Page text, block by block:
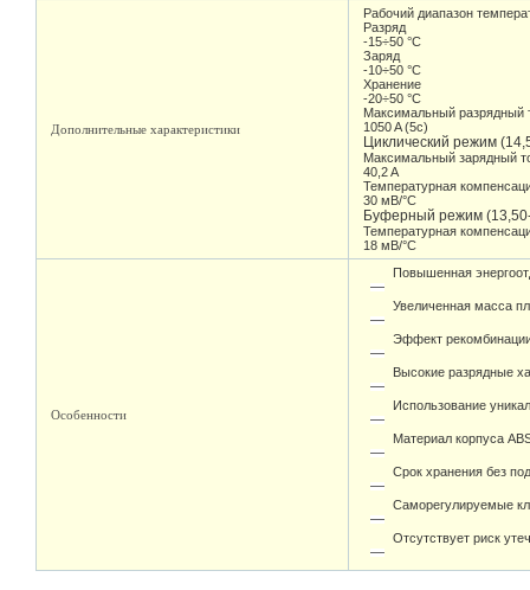
Дополнительные характеристики
Рабочий диапазон
Разряд
-15÷50 °С
Заряд
-10÷50 °С
Хранение
-20÷50 °С
Максимальный разрядный
1050 A (5c)
Циклический режим
Максимальный зарядный
40,2 A
Температурная
30 мВ/°С
Буферный режим
Температурная
18 мВ/°С
Особенности
Повышенная
Увеличенная масса
Эффект
Высокие разрядные
Использование
Материал корпуса
Срок хранения без
Саморегулируемые
Отсутствует риск